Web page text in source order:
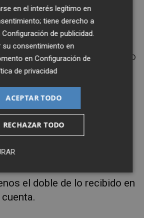
según la carga de trabajo
y la contribución a los
que recibirá cada
del esfuerzo realizado
los pagos a cuenta.
el plan garantiza unos
el primer semestre la
crece más que el
nominal previsto y la
la remuneración de
recibirán un
el doble de lo recibido en
en el interés legítimo en
tiene derecho a
Configuración de publicidad.
su consentimiento en
enConfiguración de
de privacidad
ACEPTAR TODO
RECHAZAR TODO